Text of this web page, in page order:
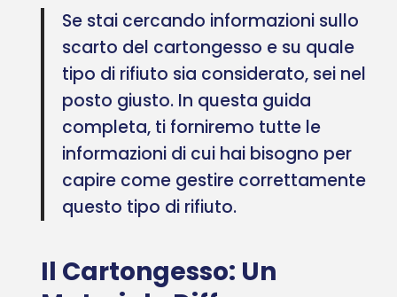
Se stai cercando informazioni sullo
scarto del cartongesso e su quale
tipo di rifiuto sia considerato, sei nel
posto giusto. In questa guida
completa, ti forniremo tutte le
informazioni di cui hai bisogno per
capire come gestire correttamente
questo tipo di rifiuto.
Il Cartongesso: Un